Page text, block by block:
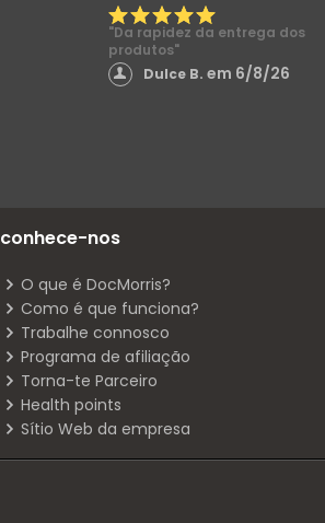
"Da rapidez da entrega dos
produtos"
Dulce B. em 6/8/26
conhece-nos
O que é DocMorris?
Como é que funciona?
Trabalhe connosco
Programa de afiliação
Torna-te Parceiro
Health points
Sítio Web da empresa